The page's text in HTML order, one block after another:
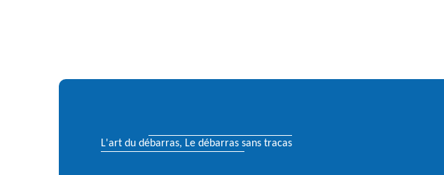
L'art du débarras, Le débarras sans tracas